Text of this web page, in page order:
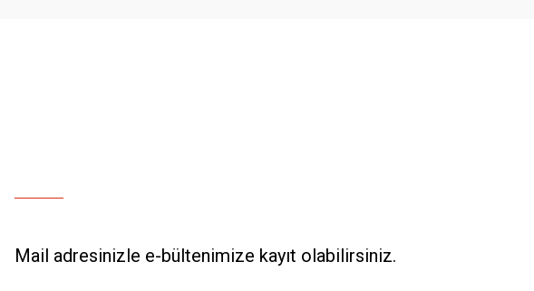
Mail adresinizle e-bültenimize kayıt olabilirsiniz.